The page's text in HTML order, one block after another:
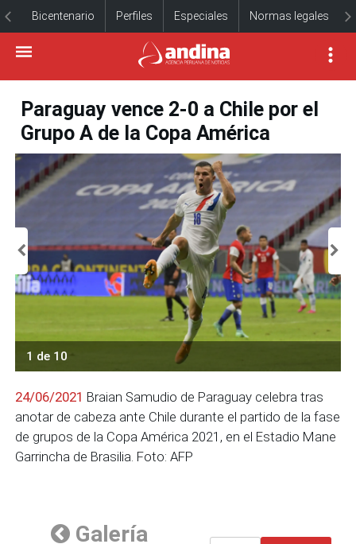
Bicentenario Perfiles Especiales Normas legales
Paraguay vence 2-0 a Chile por el
Grupo A de la Copa América
1 de 10
24/06/2021 Braian Samudio de Paraguay celebra tras
anotar de cabeza ante Chile durante el partido de la fase
de grupos de la Copa América 2021, en el Estadio Mane
Garrincha de Brasilia. Foto: AFP
Galería